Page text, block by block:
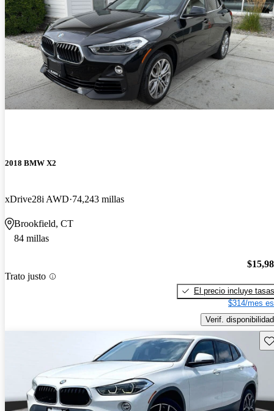
2018 BMW X2
xDrive28i AWD 74,243 millas
Brookfield, CT
84 millas
Trato justo
El precio incluye tasas
$314/mes
Verif. disponibilidad